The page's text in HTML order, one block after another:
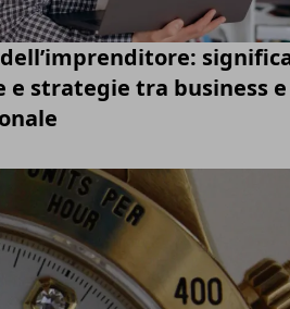
e strategie tra business e